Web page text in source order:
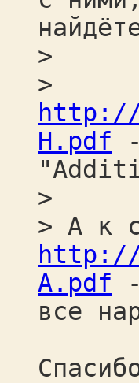
>
>
http://
H.pdf
>
> А к
http://
A.pdf
все